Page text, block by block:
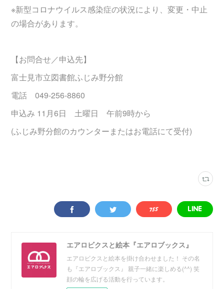
※新型コロナウイルス感染症の状況により、変更・中止
の場合があります。
【お問合せ／申込先】
富士見市立図書館ふじみ野分館
電話 049-256-8860
申込み 11月6日 土曜日 午前9時から
(ふじみ野分館のカウンターまたはお電話にて受付)
エアロビクスと絵本『エアロブックス』
エアロビクスと絵本を掛け合わせました！ その名
も『エアロブックス』 親子一緒に楽しめる(^^) 笑
顔の輪を広げる活動を行っています。